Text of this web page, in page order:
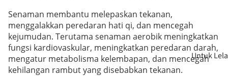
Untuk
Senaman membantu melepaskan tekanan,
menggalakkan peredaran hati qi, dan mencegah
kejumudan. Terutama senaman aerobik meningkatkan
fungsi kardiovaskular, meningkatkan peredaran darah,
mengatur metabolisma kelembapan, dan mencegah
kehilangan rambut yang disebabkan tekanan.